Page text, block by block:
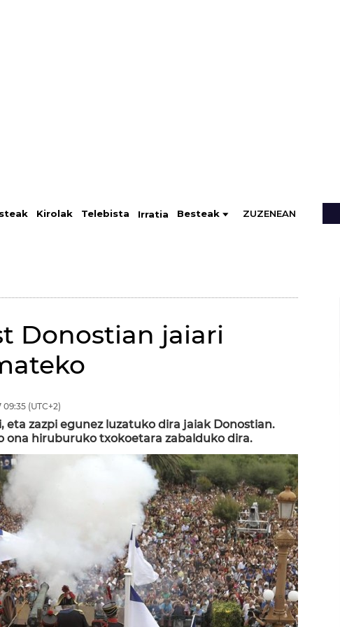
Kirolak Telebista Irratia Besteak ZUZENEAN
Donostian jaiari
09:35 (UTC+2)
eta zazpi egunez luzatuko dira jaiak Donostian.
ona hiruburuko txokoetara zabalduko dira.